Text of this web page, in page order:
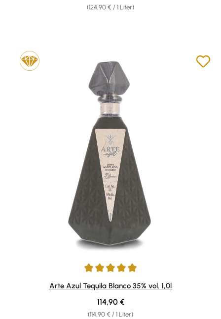
(124,90 € / 1 Liter)
Durchschnittliche Bewertung von 5 von 5 Sternen
Arte Azul Tequila Blanco 35% vol. 1,0l
(114,90 € / 1 Liter)
Regulärer Preis:
114,90 €